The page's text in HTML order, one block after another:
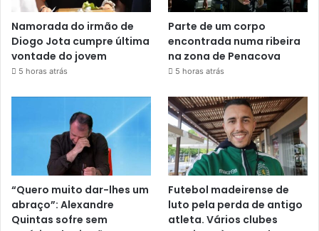
Namorada do irmão de
Diogo Jota cumpre última
vontade do jovem
5 horas atrás
Parte de um corpo
encontrada numa ribeira
na zona de Penacova
5 horas atrás
“Quero muito dar-lhes um
abraço”: Alexandre
Quintas sofre sem
Futebol madeirense de
luto pela perda de antigo
atleta. Vários clubes